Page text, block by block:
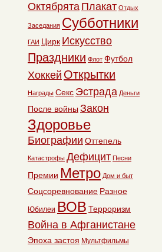
Октябрята Плакат Отдых
Заседания Субботники
ГАИ Цирк Искусство
Праздники Флот Футбол
Хоккей Открытки
Награды Секс Эстрада Деньги
После войны Закон
Здоровье
Биографии Оттепель
Катастрофы Дефицит Песни
Премии Метро Дом и быт
Соцсоревнование Разное
Юбилеи ВОВ Терроризм
Война в Афганистане
Эпоха застоя Мультфильмы